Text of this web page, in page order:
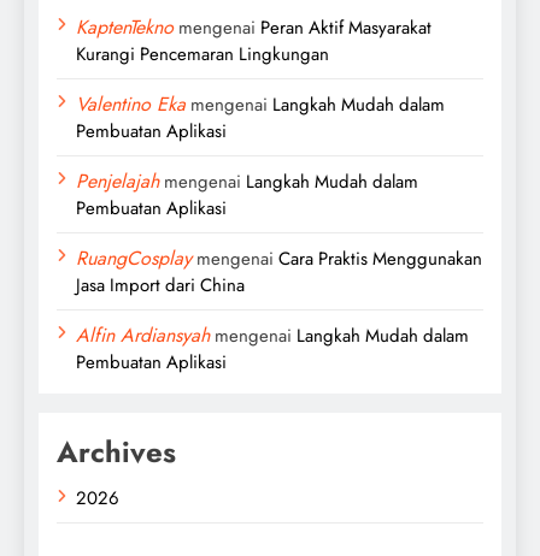
KaptenTeknomengenai Peran Aktif Masyarakat
Kurangi Pencemaran Lingkungan
Valentino Eka mengenai Langkah Mudah dalam
Pembuatan Aplikasi
Penjelajahmengenai Langkah Mudah dalam
Pembuatan Aplikasi
RuangCosplaymengenai Cara Praktis Menggunakan
Jasa Import dari China
Alfin Ardiansyahmengenai Langkah Mudah dalam
Pembuatan Aplikasi
Archives
2026